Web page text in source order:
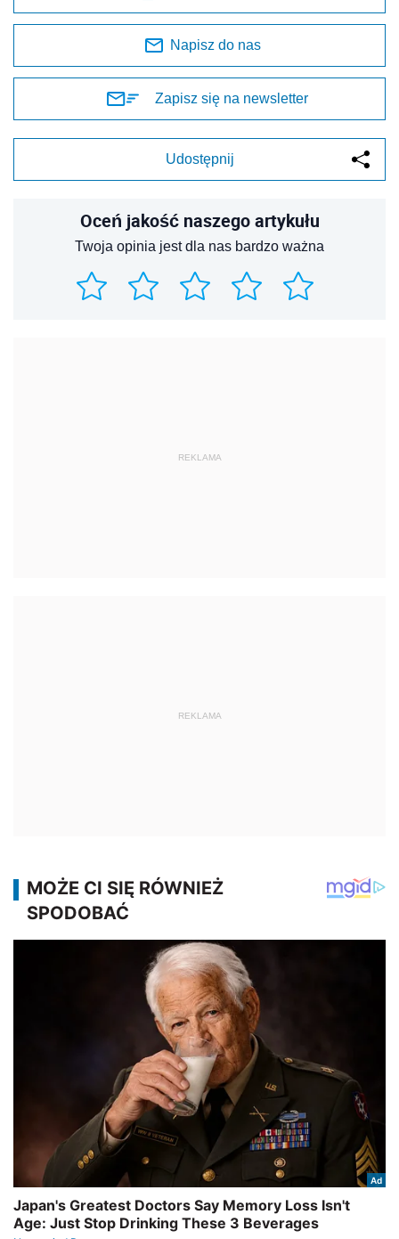
Napisz do nas
Zapisz się na newsletter
Udostępnij
Oceń jakość naszego artykułu
Twoja opinia jest dla nas bardzo ważna
REKLAMA
REKLAMA